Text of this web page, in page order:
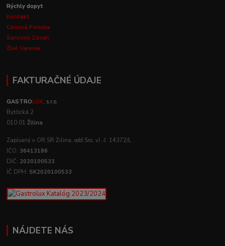
Rýchly dopyt
Kontakt
Cenová Ponuka
Servisný Zásah
Živé Varenie
FAKTURAČNÉ ÚDAJE
GASTROLUX, s.r.o.
Bytčická 2
010 01Žilina
Zapísaný v OR SR Žilina, odd:Sro, vl .č. 14372/L
IČO: 36413186
DIČ: 2020100533
IČ DPH: SK2020100533
NÁJDETE NÁS